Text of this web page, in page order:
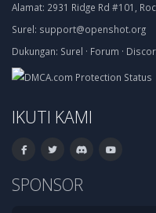
Alamat: 2931 Ridge Rd #101,
Surel: support@openshot.org
Dukungan: Surel · Forum ·
IKUTI KAMI
SPONSOR